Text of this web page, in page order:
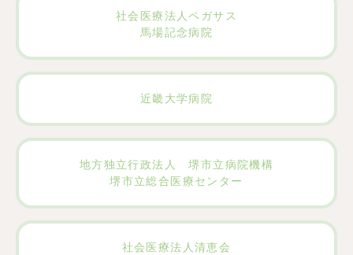
社会医療法人ペガサス
馬場記念病院
近畿大学病院
地方独立行政法人 堺市立病院機構
堺市立総合医療センター
社会医療法人清恵会